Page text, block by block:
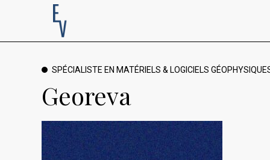
SPÉCIALISTE EN MATÉRIELS & LOGICIELS
Georeva